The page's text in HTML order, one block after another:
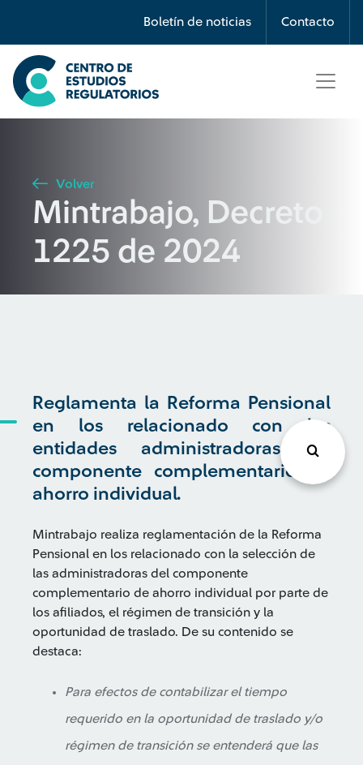
Boletín de noticias Contacto
Búsqueda
Seleccione país
Buscar
Volver
Mintrabajo, Decreto
1225 de 2024
Reglamenta la Reforma Pensional
en los relacionado con las
entidades administradoras del
componente complementario de
ahorro individual.
Mintrabajo realiza reglamentación de la Reforma
Pensional en los relacionado con la selección de
las administradoras del componente
complementario de ahorro individual por parte de
los afiliados, el régimen de transición y la
oportunidad de traslado. De su contenido se
destaca:
Para efectos de contabilizar el tiempo
requerido en la oportunidad de traslado y/o
régimen de transición se entenderá que las